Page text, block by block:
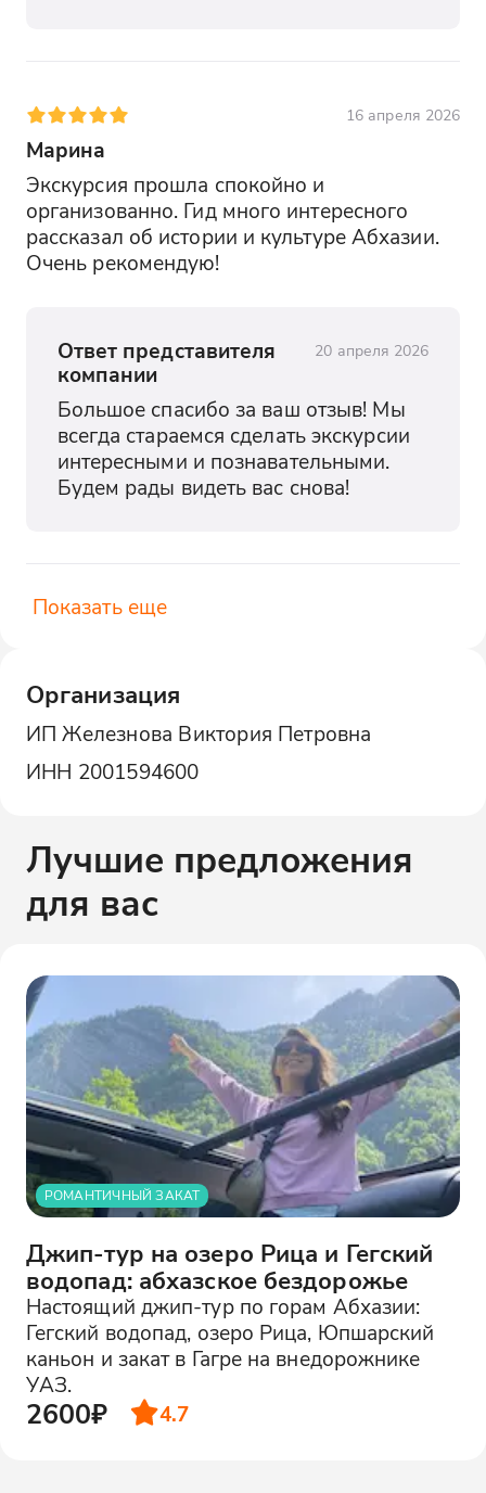
16 апреля 2026
Марина
Экскурсия прошла спокойно и
организованно. Гид много интересного
рассказал об истории и культуре Абхазии.
Очень рекомендую!
Ответ представителя
компании
20 апреля 2026
Большое спасибо за ваш отзыв! Мы
всегда стараемся сделать экскурсии
интересными и познавательными.
Будем рады видеть вас снова!
Показать еще
Организация
ИП Железнова Виктория Петровна
ИНН 2001594600
Лучшие предложения
для вас
РОМАНТИЧНЫЙ ЗАКАТ
Джип-тур на озеро Рица и Гегский
водопад: абхазское бездорожье
Настоящий джип-тур по горам Абхазии:
Гегский водопад, озеро Рица, Юпшарский
каньон и закат в Гагре на внедорожнике
УАЗ.
2600₽ 4.7